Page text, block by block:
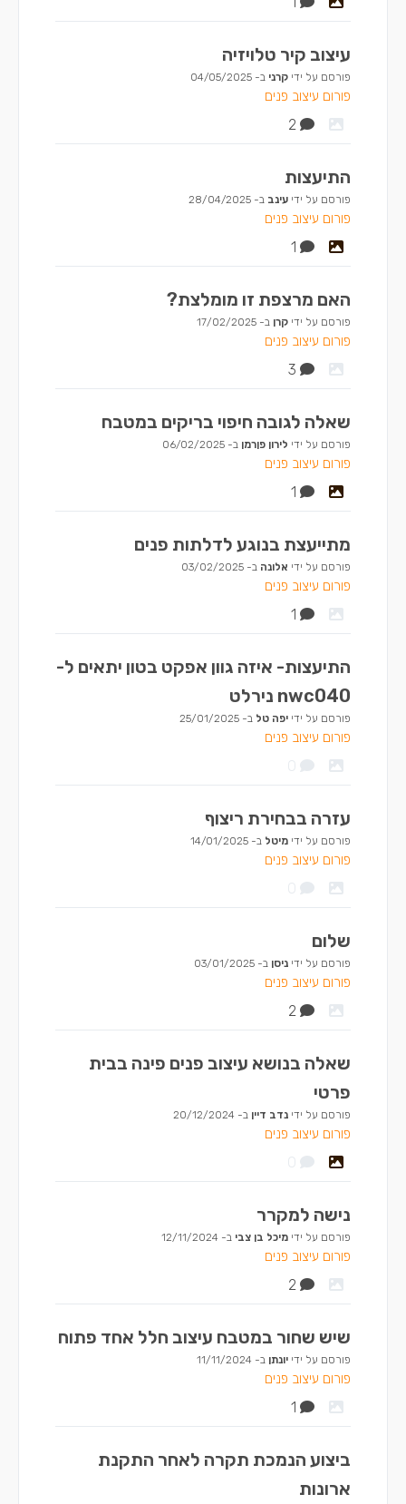
עיצוב קיר טלויזיה
פורסם על ידי קרני ב- 04/05/2025
פורום עיצוב פנים
2
התיעצות
פורסם על ידי עינב ב- 28/04/2025
פורום עיצוב פנים
1
האם מרצפת זו מומלצת?
פורסם על ידי קרן ב- 17/02/2025
פורום עיצוב פנים
3
שאלה לגובה חיפוי בריקים במטבח
פורסם על ידי לירון פןרמן ב- 06/02/2025
פורום עיצוב פנים
1
מתייעצת בנוגע לדלתות פנים
פורסם על ידי אלונה ב- 03/02/2025
פורום עיצוב פנים
1
התיעצות- איזה גוון אפקט בטון יתאים ל-
nwc040 נירלט
פורסם על ידי יפה טל ב- 25/01/2025
פורום עיצוב פנים
0
עזרה בבחירת ריצוף
פורסם על ידי מיטל ב- 14/01/2025
פורום עיצוב פנים
0
שלום
פורסם על ידי ניסן ב- 03/01/2025
פורום עיצוב פנים
2
שאלה בנושא עיצוב פנים פינה בבית
פרטי
פורסם על ידי נדב דיין ב- 20/12/2024
פורום עיצוב פנים
0
נישה למקרר
פורסם על ידי מיכל בן צבי ב- 12/11/2024
פורום עיצוב פנים
2
שיש שחור במטבח עיצוב חלל אחד פתוח
פורסם על ידי יונתן ב- 11/11/2024
פורום עיצוב פנים
1
ביצוע הנמכת תקרה לאחר התקנת
ארונות